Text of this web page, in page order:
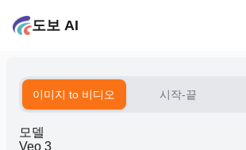
도보 AI
이미지 to 비디오 시작-끝
모델
Veo 3